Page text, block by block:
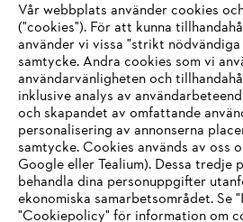
Vår webbplats använder cookies
("cookies"). För att kunna
använder vi vissa "strikt
samtycke. Andra cookies som vi
användarvänligheten och
inklusive analys av
och skapandet av omfattande
personalisering av annonserna
samtycke. Cookies används av oss
Google eller Tealium). Dessa tredje
behandla dina personuppgifter
ekonomiska samarbetsområdet. Se
"Cookiepolicy" för information om